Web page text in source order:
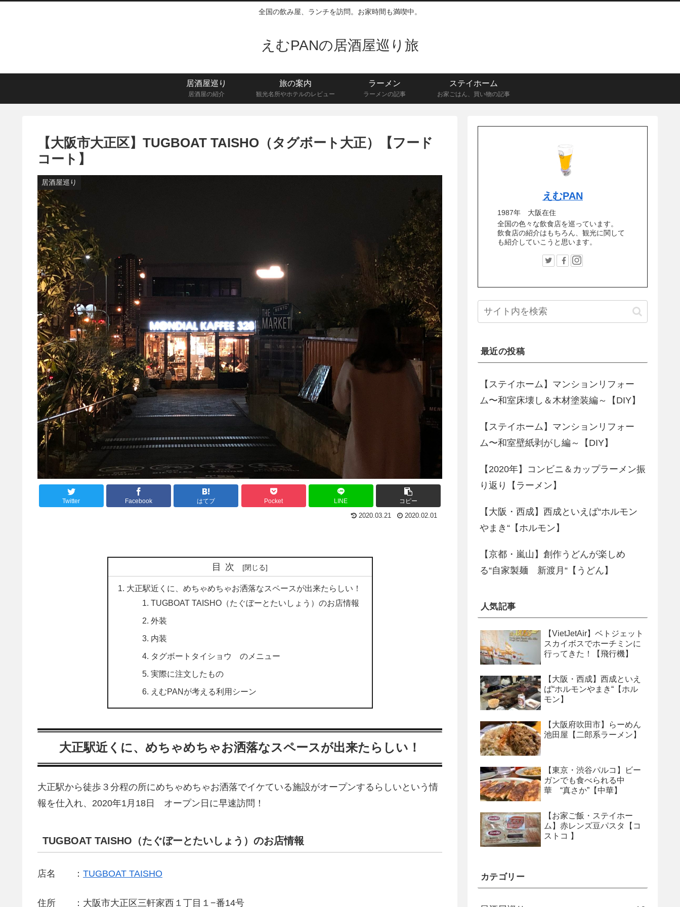
全国の飲み屋、ランチを訪問。お家時間も満喫中。
えむPANの居酒屋巡り旅
居酒屋巡り
居酒屋の紹介
旅の案内
観光名所やホテルのレビュー
ラーメン
ラーメンの記事
ステイホーム
お家ごはん、買い物の記事
【大阪市大正区】TUGBOAT TAISHO（タグボート大正）【フード
コート】
居酒屋巡り
Twitter Facebook はてブ Pocket LINE コピー
2020.03.21 2020.02.01
目次
大正駅近くに、めちゃめちゃお洒落なスペースが出来たらしい！
TUGBOAT TAISHO（たぐぼーとたいしょう）のお店情報
外装
内装
タグボートタイショウ のメニュー
実際に注文したもの
えむPANが考える利用シーン
大正駅近くに、めちゃめちゃお洒落なスペースが出来たらしい！
大正駅から徒歩３分程の所にめちゃめちゃお洒落でイケている施設がオープンするらしいという情
報を仕入れ、2020年1月18日 オープン日に早速訪問！
TUGBOAT TAISHO（たぐぼーとたいしょう）のお店情報
店名 ： TUGBOAT TAISHO
住所 ：大阪市大正区三軒家西１丁目１−番14号
えむPAN
1987年 大阪在住
全国の色々な飲食店を巡っています。
飲食店の紹介はもちろん、観光に関して
も紹介していこうと思います。
最近の投稿
【ステイホーム】マンションリフォー
ム〜和室床壊し＆木材塗装編～【DIY】
【ステイホーム】マンションリフォー
ム〜和室壁紙剥がし編～【DIY】
【2020年】コンビニ＆カップラーメン振
り返り【ラーメン】
【大阪・西成】西成といえば“ホルモン
やまき“【ホルモン】
【京都・嵐山】創作うどんが楽しめ
る“自家製麺 新渡月“【うどん】
人気記事
【VietJetAir】ベトジェット
スカイボスでホーチミンに
行ってきた！【飛行機】
【大阪・西成】西成といえ
ば“ホルモンやまき“【ホル
モン】
【大阪府吹田市】らーめん
池田屋【二郎系ラーメン】
【東京・渋谷パルコ】ビー
ガンでも食べられる中
華 “真さか”【中華】
【お家ご飯・ステイホー
ム】赤レンズ豆パスタ【コ
ストコ 】
カテゴリー